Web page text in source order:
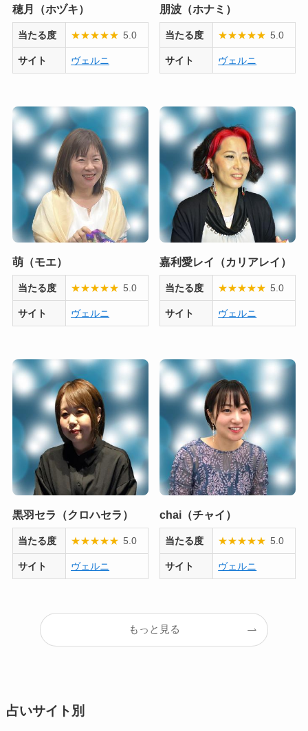
穂月（ホヅキ）
当たる度 ★★★★★ 5.0
サイト ヴェルニ
朋波（ホナミ）
当たる度 ★★★★★ 5.0
サイト ヴェルニ
萌（モエ）
当たる度 ★★★★★ 5.0
サイト ヴェルニ
嘉利愛レイ（カリアレイ）
当たる度 ★★★★★ 5.0
サイト ヴェルニ
黒羽セラ（クロハセラ）
当たる度 ★★★★★ 5.0
サイト ヴェルニ
chai（チャイ）
当たる度 ★★★★★ 5.0
サイト ヴェルニ
もっと見る
占いサイト別